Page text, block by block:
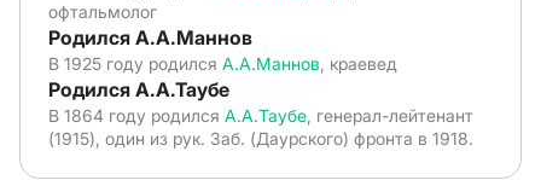
офтальмолог
Родился А.А.Маннов
В 1925 году родился А.А.Маннов , краевед
Родился А.А.Таубе
В 1864 году родился А.А.Таубе , генерал-лейтенант
(1915), один из рук. Заб. (Даурского) фронта в 1918.